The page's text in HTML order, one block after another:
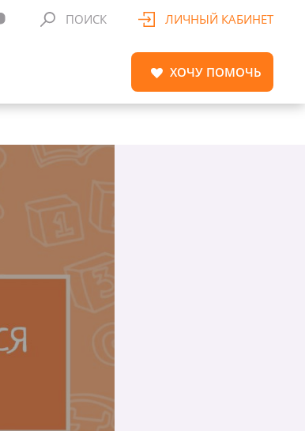
ПОИСК ЛИЧНЫЙ КАБИНЕТ
ХОЧУ ПОМОЧЬ